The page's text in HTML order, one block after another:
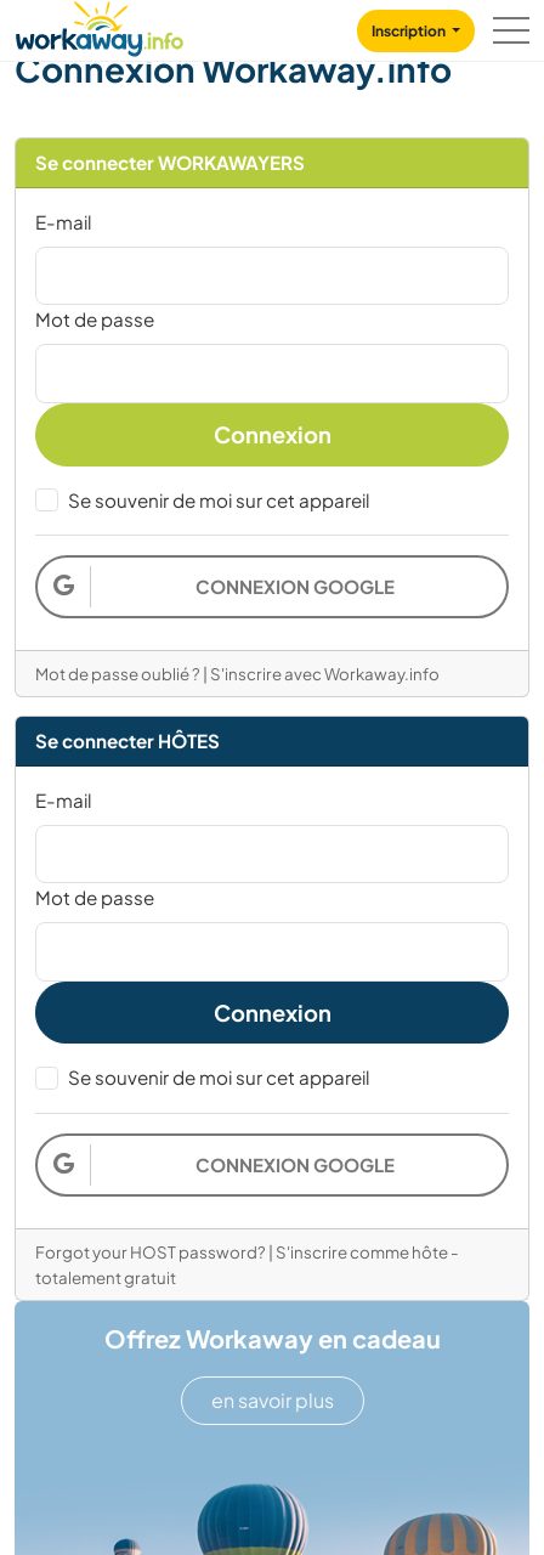
CONTENT
MAIN NAVIGATION
Inscription
Connexion Workaway.info
Se connecter WORKAWAYERS
E-mail
Mot de passe
Connexion
Se souvenir de moi sur cet appareil
CONNEXION GOOGLE
Mot de passe oublié ? | S'inscrire avec Workaway.info
Se connecter HÔTES
E-mail
Mot de passe
Connexion
Se souvenir de moi sur cet appareil
CONNEXION GOOGLE
Forgot your HOST password? | S'inscrire comme hôte -
totalement gratuit
Offrez Workaway en cadeau
en savoir plus